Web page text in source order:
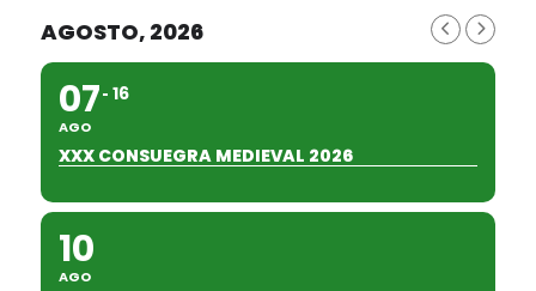
AGOSTO, 2026
07
AGO
16
XXX CONSUEGRA MEDIEVAL 2026
10
AGO